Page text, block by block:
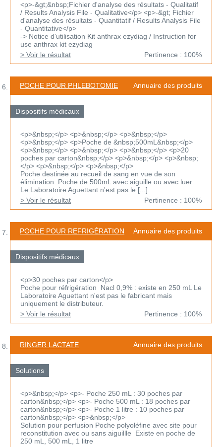
<p>-&gt;&nbsp;Fichier d'analyse des résultats - Qualitatif
/ Results Analysis File - Qualitative</p> <p>-&gt; Fichier
d'analyse des résultats - Quantitatif / Results Analysis File
- Quantitative</p>
-> Notice d'utilisation Kit anthrax ezydiag / Instruction for
use anthrax kit ezydiag
> Voir le résultat
Pertinence : 100%
POCHE POUR PHLEBOTOMIE Annuaire des produits
Dispositifs médicaux
<p>&nbsp;</p> <p>&nbsp;</p> <p>&nbsp;</p>
<p>&nbsp;</p> <p>Poche de &nbsp;500mL&nbsp;</p>
<p>&nbsp;</p> <p>&nbsp;</p> <p>&nbsp;</p> <p>20
poches par carton&nbsp;</p> <p>&nbsp;</p> <p>&nbsp;
</p> <p>&nbsp;</p> <p>&nbsp;</p>
Poche destinée au recueil de sang en vue de son
élimination Poche de 500mL avec aiguille ou avec luer
Le Laboratoire Aguettant n'est pas le [...]
> Voir le résultat
Pertinence : 100%
POCHE POUR REFRIGÉRATION Annuaire des produits
Dispositifs médicaux
<p>30 poches par carton</p>
Poche pour réfrigération Nacl 0,9% : existe en 250 mL Le
Laboratoire Aguettant n'est pas le fabricant mais
uniquement le distributeur.
> Voir le résultat
Pertinence : 100%
RINGER LACTATE Annuaire des produits
Solutions
<p>&nbsp;</p> <p>- Poche 250 mL : 30 poches par
carton&nbsp;</p> <p>- Poche 500 mL : 18 poches par
carton&nbsp;</p> <p>- Poche 1 litre : 10 poches par
carton&nbsp;</p> <p>&nbsp;</p>
Solution pour perfusion Poche polyoléfine avec site pour
reconstitution avec ou sans aiguillle Existe en poche de
250 mL, 500 mL, 1 litre